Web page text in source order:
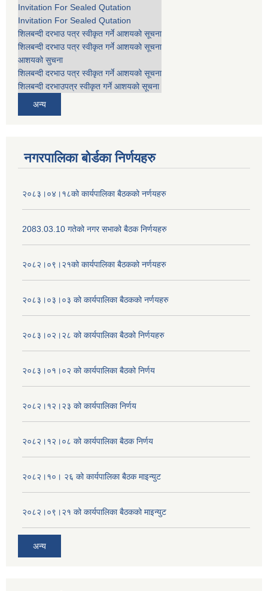
Invitation For Sealed Qutation
Invitation For Sealed Qutation
शिलबन्दी दरभाउ पत्र स्वीकृत गर्ने आशयको सूचना
शिलबन्दी दरभाउ पत्र स्वीकृत गर्ने आशयको सूचना
आशयको सुचना
शिलबन्दी दरभाउ पत्र स्वीकृत गर्ने आशयको सूचना
शिलबन्दी दरभाउपत्र स्वीकृत गर्ने आशयको सूचना
अन्य
नगरपालिका बोर्डका निर्णयहरु
२०८३।०४।१८को कार्यपालिका बैठकको नर्णयहरु
2083.03.10 गतेको नगर सभाको बैठक निर्णयहरु
२०८२।०९।२१को कार्यपालिका बैठकको नर्णयहरु
२०८३।०३।०३ को कार्यपालिका बैठकको नर्णयहरु
२०८३।०२।२८ को कार्यपालिका बैठको निर्णयहरु
२०८३।०१।०२ को कार्यपालिका बैठको निर्णय
२०८२।१२।२३ को कार्यपालिका निर्णय
२०८२।१२।०८ को कार्यपालिका बैठक निर्णय
२०८२।१०। २६ को कार्यपालिका बैठक माइन्युट
२०८२।०९।२१ को कार्यपालिका बैठकको माइन्युट
अन्य